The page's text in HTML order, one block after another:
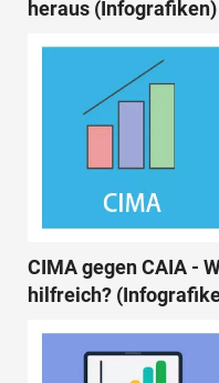
heraus (Infografiken)
CIMA gegen CAIA -
hilfreich?